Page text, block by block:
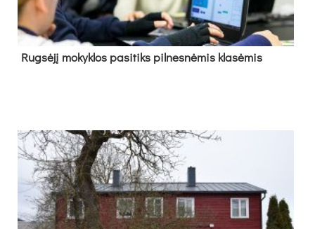
Rug­sė­jį mo­kyk­los pa­si­tiks pil­nes­nė­mis kla­sė­mis